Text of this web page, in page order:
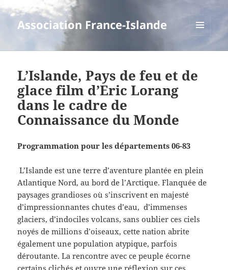
Association France-Islande
L’Islande, Pays de feu et de
glace film d’Eric Lorang
dans le cadre de
Connaissance du Monde
Programmation pour les départements 06-83
L’Islande est une terre d’aventure plantée en plein
Atlantique Nord, au bord de l’Arctique. Flanquée de
paysages grandioses où s’inscrivent en majesté
d’impressionnantes chutes d’eau, d’immenses
glaciers, d’indociles volcans, sans oublier ces ciels
noyés de millions d’oiseaux, cette nation abrite
également une population atypique, parfois
déroutante. La rencontre avec ce peuple écorne